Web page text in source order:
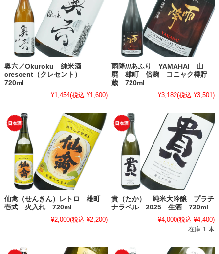
奥六／Okuroku 純米酒
crescent（クレセント）
720ml
¥1,454(税込 ¥1,600)
雨降///あふり YAMAHAI 山
廃 雄町 倍麹 コニャク樽貯
蔵 720ml
¥3,182(税込 ¥3,501)
仙禽（せんきん）レトロ 雄町
壱式 火入れ 720ml
¥2,000(税込 ¥2,200)
貴（たか） 純米大吟醸 プラチ
ナラベル 2025 生酒 720ml
¥4,000(税込 ¥4,400)
在庫 1 本